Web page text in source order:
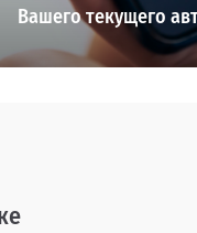
Вашего текущего